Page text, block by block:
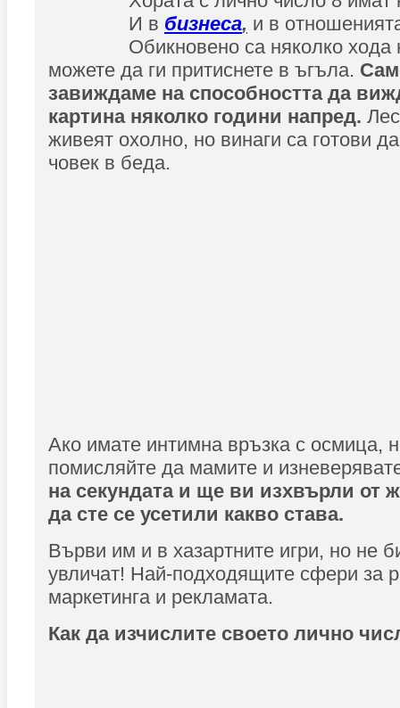
И в бизнеса, и в
Обикновено са няколко хода
можете да ги притиснете в ъгъла.
завиждаме на способността да
картина няколко години напред.
живеят охолно, но винаги са готови
човек в беда.
Ако имате интимна връзка с осмица,
помисляйте да мамите и
на секундата и ще ви изхвърли от
да сте се усетили какво става.
Върви им и в хазартните игри, но не
увличат! Най-подходящите сфери за
маркетинга и рекламата.
Как да изчислите своето лично